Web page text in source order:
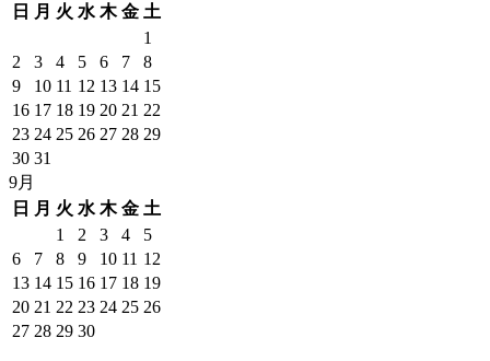
日
月 火 水 木 金 土
1
2
3 4 5 6 7
8
9
10 11 12 13 14 15
16 17 18 19 20 21 22
23 24 25 26 27 28 29
30 31
9月
日
月 火 水 木 金 土
1
2 3 4
5
6
7 8 9 10 11 12
13 14 15 16 17 18 19
20 21 22 23 24 25 26
27 28 29 30